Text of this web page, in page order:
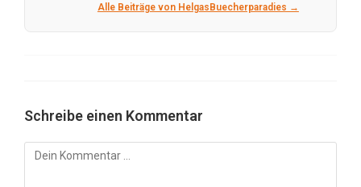
Alle Beiträge von HelgasBuecherparadies →
Schreibe einen Kommentar
Kommentar